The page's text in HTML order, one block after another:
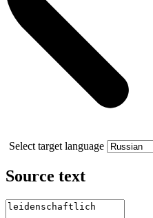
Select target language
Source text